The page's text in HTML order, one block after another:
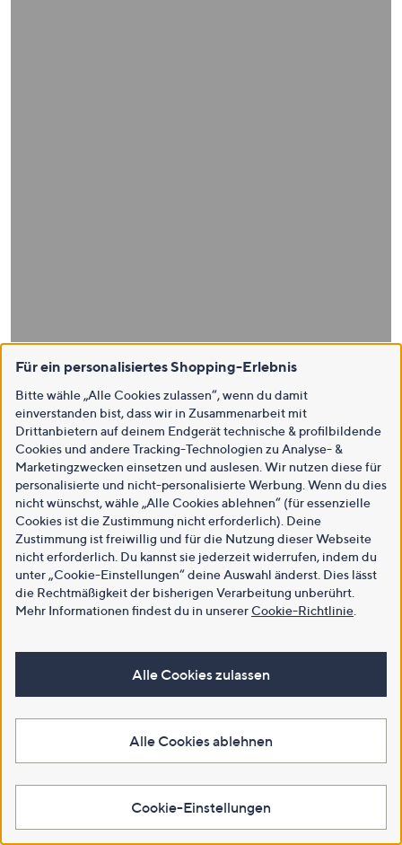
Für ein personalisiertes Shopping-Erlebnis
Bitte wähle „Alle Cookies zulassen“, wenn du damit
einverstanden bist, dass wir in Zusammenarbeit mit
Drittanbietern auf deinem Endgerät technische & profilbildende
Cookies und andere Tracking-Technologien zu Analyse- &
Marketingzwecken einsetzen und auslesen. Wir nutzen diese für
personalisierte und nicht-personalisierte Werbung. Wenn du dies
nicht wünschst, wähle „Alle Cookies ablehnen“ (für essenzielle
Cookies ist die Zustimmung nicht erforderlich). Deine
Zustimmung ist freiwillig und für die Nutzung dieser Webseite
nicht erforderlich. Du kannst sie jederzeit widerrufen, indem du
unter „Cookie-Einstellungen“ deine Auswahl änderst. Dies lässt
die Rechtmäßigkeit der bisherigen Verarbeitung unberührt.
Mehr Informationen findest du in unsererCookie-Richtlinie
Alle Cookies zulassen
Alle Cookies ablehnen
Cookie-Einstellungen